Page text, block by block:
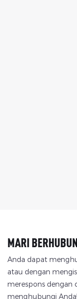
MARI
Anda dapat
atau dengan
merespons dengan
menghubungi Anda!